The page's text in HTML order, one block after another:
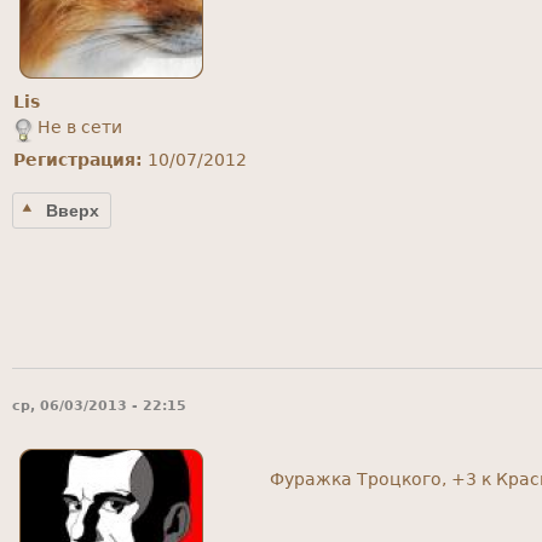
Lis
Не в сети
Регистрация: 10/07/2012
Вверх
ср, 06/03/2013 - 22:15
Фуражка Троцкого, +3 к